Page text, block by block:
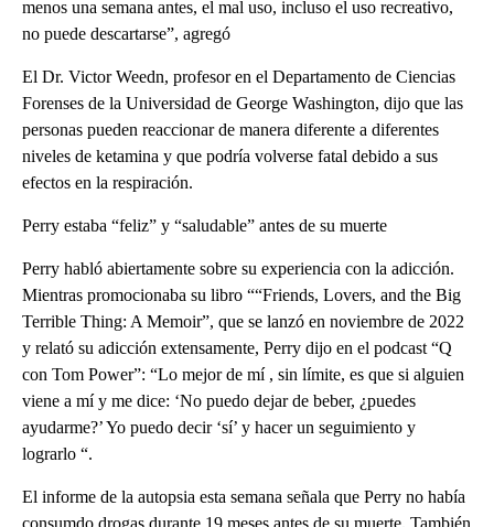
menos una semana antes, el mal uso, incluso el uso recreativo,
no puede descartarse”, agregó
El Dr. Victor Weedn, profesor en el Departamento de Ciencias
Forenses de la Universidad de George Washington, dijo que las
personas pueden reaccionar de manera diferente a diferentes
niveles de ketamina y que podría volverse fatal debido a sus
efectos en la respiración.
Perry estaba “feliz” y “saludable” antes de su muerte
Perry habló abiertamente sobre su experiencia con la adicción.
Mientras promocionaba su libro ““Friends, Lovers, and the Big
Terrible Thing: A Memoir”, que se lanzó en noviembre de 2022
y relató su adicción extensamente, Perry dijo en el podcast “Q
con Tom Power”: “Lo mejor de mí , sin límite, es que si alguien
viene a mí y me dice: ‘No puedo dejar de beber, ¿puedes
ayudarme?’ Yo puedo decir ‘sí’ y hacer un seguimiento y
lograrlo “.
El informe de la autopsia esta semana señala que Perry no había
consumdo drogas durante 19 meses antes de su muerte. También